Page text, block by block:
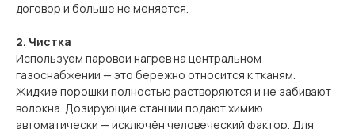
договор и больше не меняется.
2. Чистка
Используем паровой нагрев на центральном
газоснабжении — это бережно относится к тканям.
Жидкие порошки полностью растворяются и не забивают
волокна. Дозирующие станции подают химию
автоматически — исключён человеческий фактор. Для